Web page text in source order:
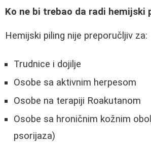
Ko ne bi trebao da radi hemijski
Hemijski piling nije preporučljiv za:
Trudnice i dojilje
Osobe sa aktivnim herpesom
Osobe na terapiji Roakutanom
Osobe sa hroničnim kožnim
psorijaza)